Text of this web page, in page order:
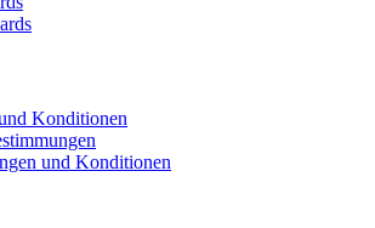
Konditionen
und Konditionen